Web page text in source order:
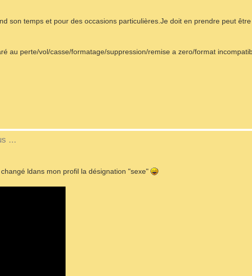
son temps et pour des occasions particulières.Je doit en prendre peut
au perte/vol/casse/formatage/suppression/remise a zero/format
...
ldans mon profil la désignation "sexe"